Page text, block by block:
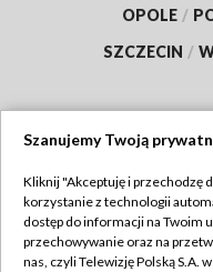
OPOLE /
SZCZECIN /
Abonament TVP
Szanujemy Twoją
Kliknij "Akceptuję i przechodzę
korzystanie z technologii
dostęp do informacji na Twoim
przechowywanie oraz na
nas, czyli Telewizję Polską S.A.